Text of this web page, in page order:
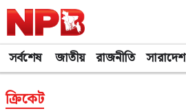
সর্বশেষ জাতীয় রাজনীতি সারাদেশ
ক্রিকেট